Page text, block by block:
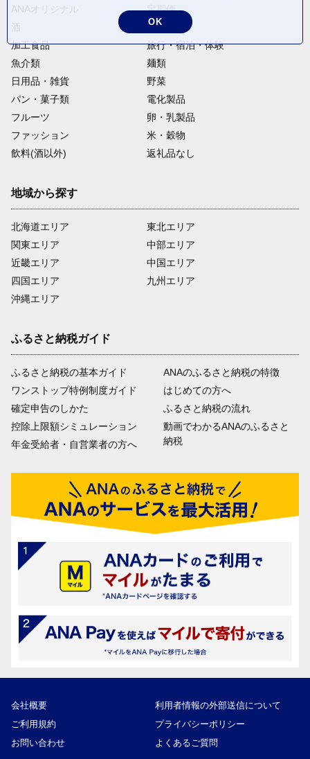
定期便
肉類
加工食品
旅行・宿泊・体験
魚介類
麺類
日用品・雑貨
野菜
パン・菓子類
電化製品
フルーツ
卵・乳製品
ファッション
米・穀物
飲料(酒以外)
返礼品なし
地域から探す
北海道エリア
関東エリア
近畿エリア
四国エリア
沖縄エリア
東北エリア
中部エリア
中国エリア
九州エリア
ふるさと納税ガイド
ふるさと納税の基本ガイド
ワンストップ特例制度ガイド
確定申告のしかた
控除上限額シミュレーション
年金受給者・自営業者の方へ
ANAのふるさと納税の特徴
はじめての方へ
ふるさと納税の流れ
動画でわかるANAのふるさと
納税
会社概要
利用者情報の外部送信について
ご利用規約
プライバシーポリシー
お問い合わせ
よくあるご質問
OK